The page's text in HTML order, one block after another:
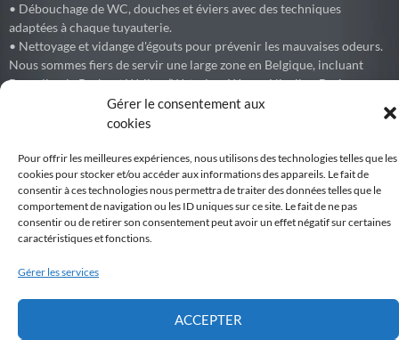
Gérer le consentement aux
cookies
Pour offrir les meilleures expériences, nous utilisons des technologies telles que les
cookies pour stocker et/ou accéder aux informations des appareils. Le fait de
consentir à ces technologies nous permettra de traiter des données telles que le
comportement de navigation ou les ID uniques sur ce site. Le fait de ne pas
consentir ou de retirer son consentement peut avoir un effet négatif sur certaines
caractéristiques et fonctions.
Gérer les services
ACCEPTER
• Débouchage de WC, douches et éviers avec des techniques
adaptées à chaque tuyauterie.
• Nettoyage et vidange d'égouts pour prévenir les mauvaises odeurs.
Nous sommes fiers de servir une large zone en Belgique, incluant
Bruxelles, le Brabant Wallon (Waterloo, Wavre, Nivelles, Braine-
l'Alleud) et les environs.
Debouchage77
Débouchage express de canalisations et égouts partout en Belgique.
Voir sur Facebook
Belgiqueweb
6 months ago
Développement par WEBNC, We Boost your NetCom